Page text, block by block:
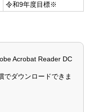
令和9年度目標※
Acrobat Reader DC
でダウンロードできま